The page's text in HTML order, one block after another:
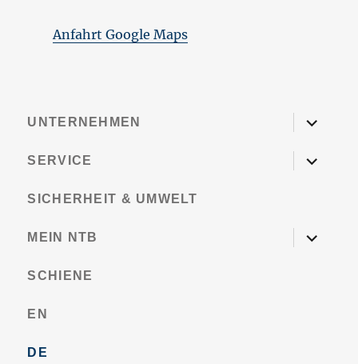
Anfahrt Google Maps
UNTERNEHMEN
öffnen
SERVICE
öffnen
SICHERHEIT & UMWELT
MEIN NTB
öffnen
SCHIENE
EN
DE